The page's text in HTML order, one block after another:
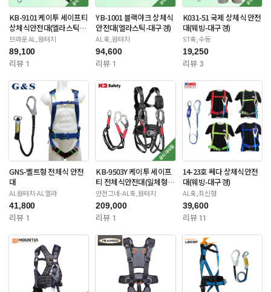
KB-9101 케이투 세이프티
상체식안전대(엘라스틱-
대구경)
브라운 AL,원터치
89,100
리뷰 1
YB-1001 블랙야크 상체식
안전대(엘라스틱-대구경)
AL훅,원터치
94,600
리뷰 1
K031-51 국제 상체식 안전
대(웨빙-대구경)
ST훅,수동
19,250
리뷰 3
GNS-벨트형 전체식 안전
대
AL원터치-AL엘라
41,800
리뷰 1
KB-9503Y 케이투 세이프
티 전체식안전대(일체형죔
줄-더블대구경)
안전그네-AL훅,원터치
209,000
리뷰 1
14-23호 쎄다 상체식안전
대(웨빙-대구경)
AL훅,최신형
39,600
리뷰 11